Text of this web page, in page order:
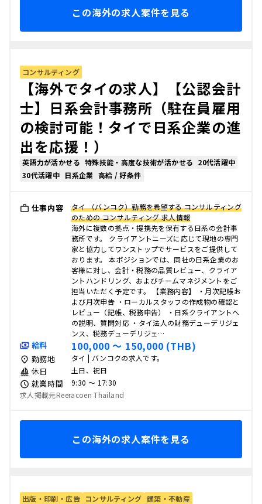
この海外の求人案件を見る
コンサルティング
【海外でタイの求人】【公認会計
士】日系会計事務所（駐在員雇用
の検討可能！タイで日系企業の進
出を応援！）
英語力が活かせる 特殊技能・高度な技術が活かせる 20代活躍中
30代活躍中 日系企業 高給 / 好条件
仕事内容
タイ （バンコク）勤務を希望する コンサルティング
のための コンサルティング 求人情報
海外に複数の拠点・提携先を保有する日系の会計事
務所です。 クライアントニーズに応じて現地の専門
家と協力してワンストップでサービスをご提供して
おります。 本ポジションでは、同社の日系企業のお
客様に対し、会計・税務の品質レビュー、クライア
ントハンドリング、およびチームマネジメントをご
担当いただく予定です。 【業務内容】 ・月次記帳お
よび月次申告 ・ローカルスタッフの作成物の確認と
レビュー（記帳、税務申告） ・日系クライアントへ
の説明、質問対応 ・タイ法人の財務デューデリジェ
ンス、税務デューデリジェ…
給料 100,000 〜 150,000 (THB)
勤務地 タイ | バンコクの求人です。
休日 土日、祝日
就業時間
9:30 〜 17:30
求人掲載元Reeracoen Thailand
この海外の求人案件を見る
出版・印刷・広告 コンサルティング 建築・不動産